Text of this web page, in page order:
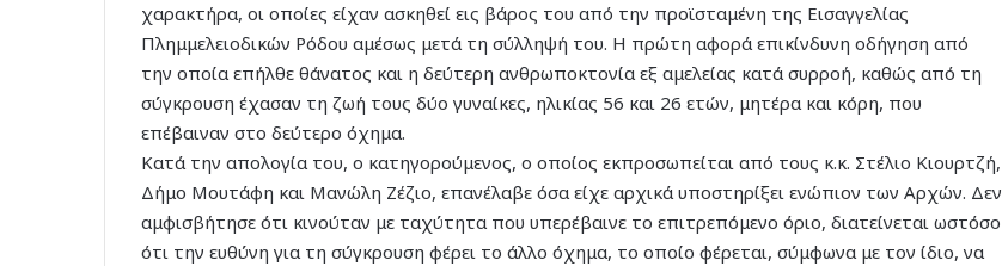
χαρακτήρα, οι οποίες είχαν ασκηθεί εις βάρος του από την προϊσταμένη της Εισαγγελίας
Πλημμελειοδικών Ρόδου αμέσως μετά τη σύλληψή του. Η πρώτη αφορά επικίνδυνη οδήγηση από
την οποία επήλθε θάνατος και η δεύτερη ανθρωποκτονία εξ αμελείας κατά συρροή, καθώς από τη
σύγκρουση έχασαν τη ζωή τους δύο γυναίκες, ηλικίας 56 και 26 ετών, μητέρα και κόρη, που
επέβαιναν στο δεύτερο όχημα.
Κατά την απολογία του, ο κατηγορούμενος, ο οποίος εκπροσωπείται από τους κ.κ. Στέλιο Κιουρτζή,
Δήμο Μουτάφη και Μανώλη Ζέζιο, επανέλαβε όσα είχε αρχικά υποστηρίξει ενώπιον των Αρχών. Δεν
αμφισβήτησε ότι κινούταν με ταχύτητα που υπερέβαινε το επιτρεπόμενο όριο, διατείνεται ωστόσο
ότι την ευθύνη για τη σύγκρουση φέρει το άλλο όχημα, το οποίο φέρεται, σύμφωνα με τον ίδιο, να